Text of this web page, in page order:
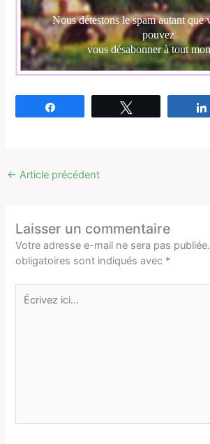
← Article précédent
Laisser un commentaire
Votre adresse e-mail ne sera pas publiée.
obligatoires sont indiqués avec *
Écrivez
ici…